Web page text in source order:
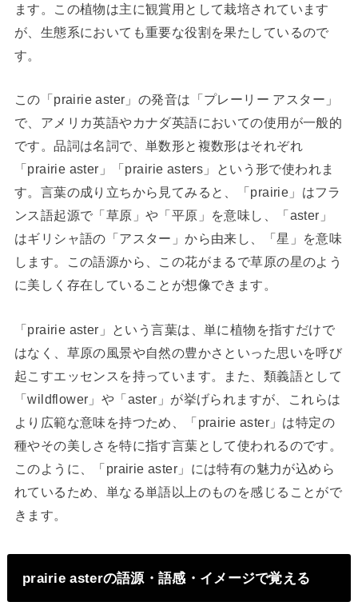
ます。この植物は主に観賞用として栽培されています
が、生態系においても重要な役割を果たしているので
す。
この「prairie aster」の発音は「プレーリー アスター」
で、アメリカ英語やカナダ英語においての使用が一般的
です。品詞は名詞で、単数形と複数形はそれぞれ
「prairie aster」「prairie asters」という形で使われま
す。言葉の成り立ちから見てみると、「prairie」はフラ
ンス語起源で「草原」や「平原」を意味し、「aster」
はギリシャ語の「アスター」から由来し、「星」を意味
します。この語源から、この花がまるで草原の星のよう
に美しく存在していることが想像できます。
「prairie aster」という言葉は、単に植物を指すだけで
はなく、草原の風景や自然の豊かさといった思いを呼び
起こすエッセンスを持っています。また、類義語として
「wildflower」や「aster」が挙げられますが、これらは
より広範な意味を持つため、「prairie aster」は特定の
種やその美しさを特に指す言葉として使われるのです。
このように、「prairie aster」には特有の魅力が込めら
れているため、単なる単語以上のものを感じることがで
きます。
prairie asterの語源・語感・イメージで覚える